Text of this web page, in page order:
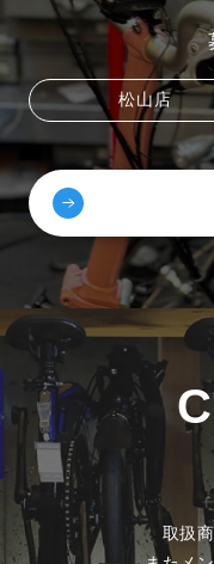
松山店
取扱